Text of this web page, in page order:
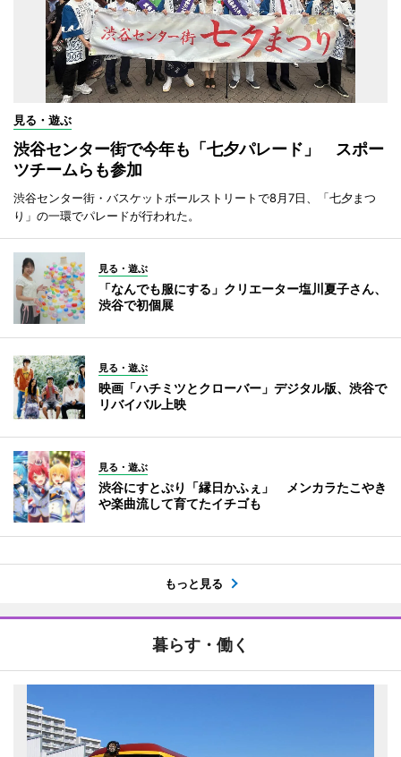
見る・遊ぶ
渋谷センター街で今年も「七夕パレード」 スポー
ツチームらも参加
渋谷センター街・バスケットボールストリートで8月7日、「七夕まつ
り」の一環でパレードが行われた。
見る・遊ぶ
「なんでも服にする」クリエーター塩川夏子さん、
渋谷で初個展
見る・遊ぶ
映画「ハチミツとクローバー」デジタル版、渋谷で
リバイバル上映
見る・遊ぶ
渋谷にすとぷり「縁日かふぇ」 メンカラたこやき
や楽曲流して育てたイチゴも
もっと見る
暮らす・働く